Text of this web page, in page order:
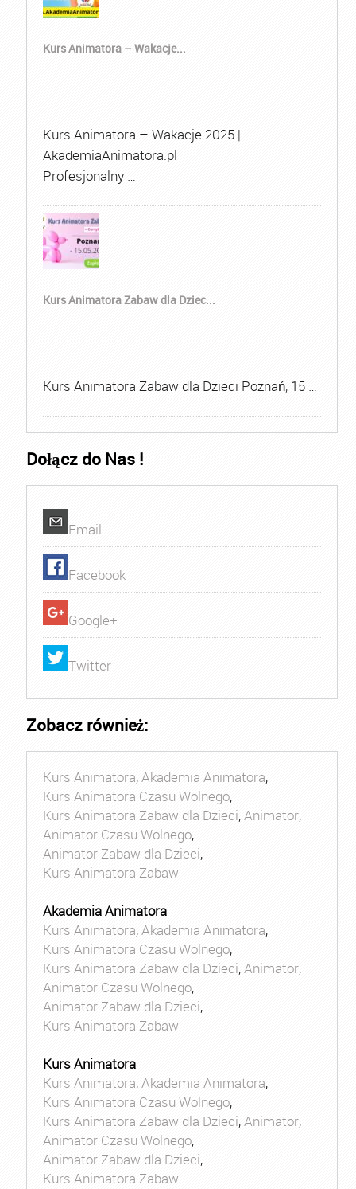
Kurs Animatora – Wakacje...
Kurs Animatora – Wakacje 2025 |
AkademiaAnimatora.pl
Profesjonalny …
Kurs Animatora Zabaw dla Dziec...
Kurs Animatora Zabaw dla Dzieci Poznań, 15 …
Dołącz do Nas !
Email
Facebook
Google+
Twitter
Zobacz również:
Kurs Animatora,Akademia Animatora,
Kurs Animatora Czasu Wolnego,
Kurs Animatora Zabaw dla Dzieci,Animator,
Animator Czasu Wolnego,
Animator Zabaw dla Dzieci,
Kurs Animatora Zabaw
Akademia Animatora
Kurs Animatora,Akademia Animatora,
Kurs Animatora Czasu Wolnego,
Kurs Animatora Zabaw dla Dzieci,Animator,
Animator Czasu Wolnego,
Animator Zabaw dla Dzieci,
Kurs Animatora Zabaw
Kurs Animatora
Kurs Animatora,Akademia Animatora,
Kurs Animatora Czasu Wolnego,
Kurs Animatora Zabaw dla Dzieci,Animator,
Animator Czasu Wolnego,
Animator Zabaw dla Dzieci,
Kurs Animatora Zabaw